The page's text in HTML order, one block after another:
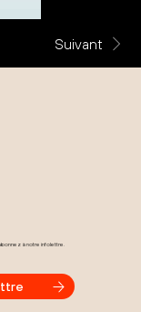
Suivant
à notre infolettre.